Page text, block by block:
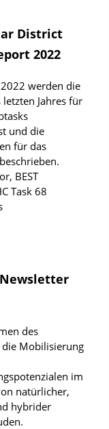
District
2022
werden die
Jahres für
und die
für das
BEST
Task 68
Newsletter
des
Mobilisierung
im
natürlicher,
hybrider